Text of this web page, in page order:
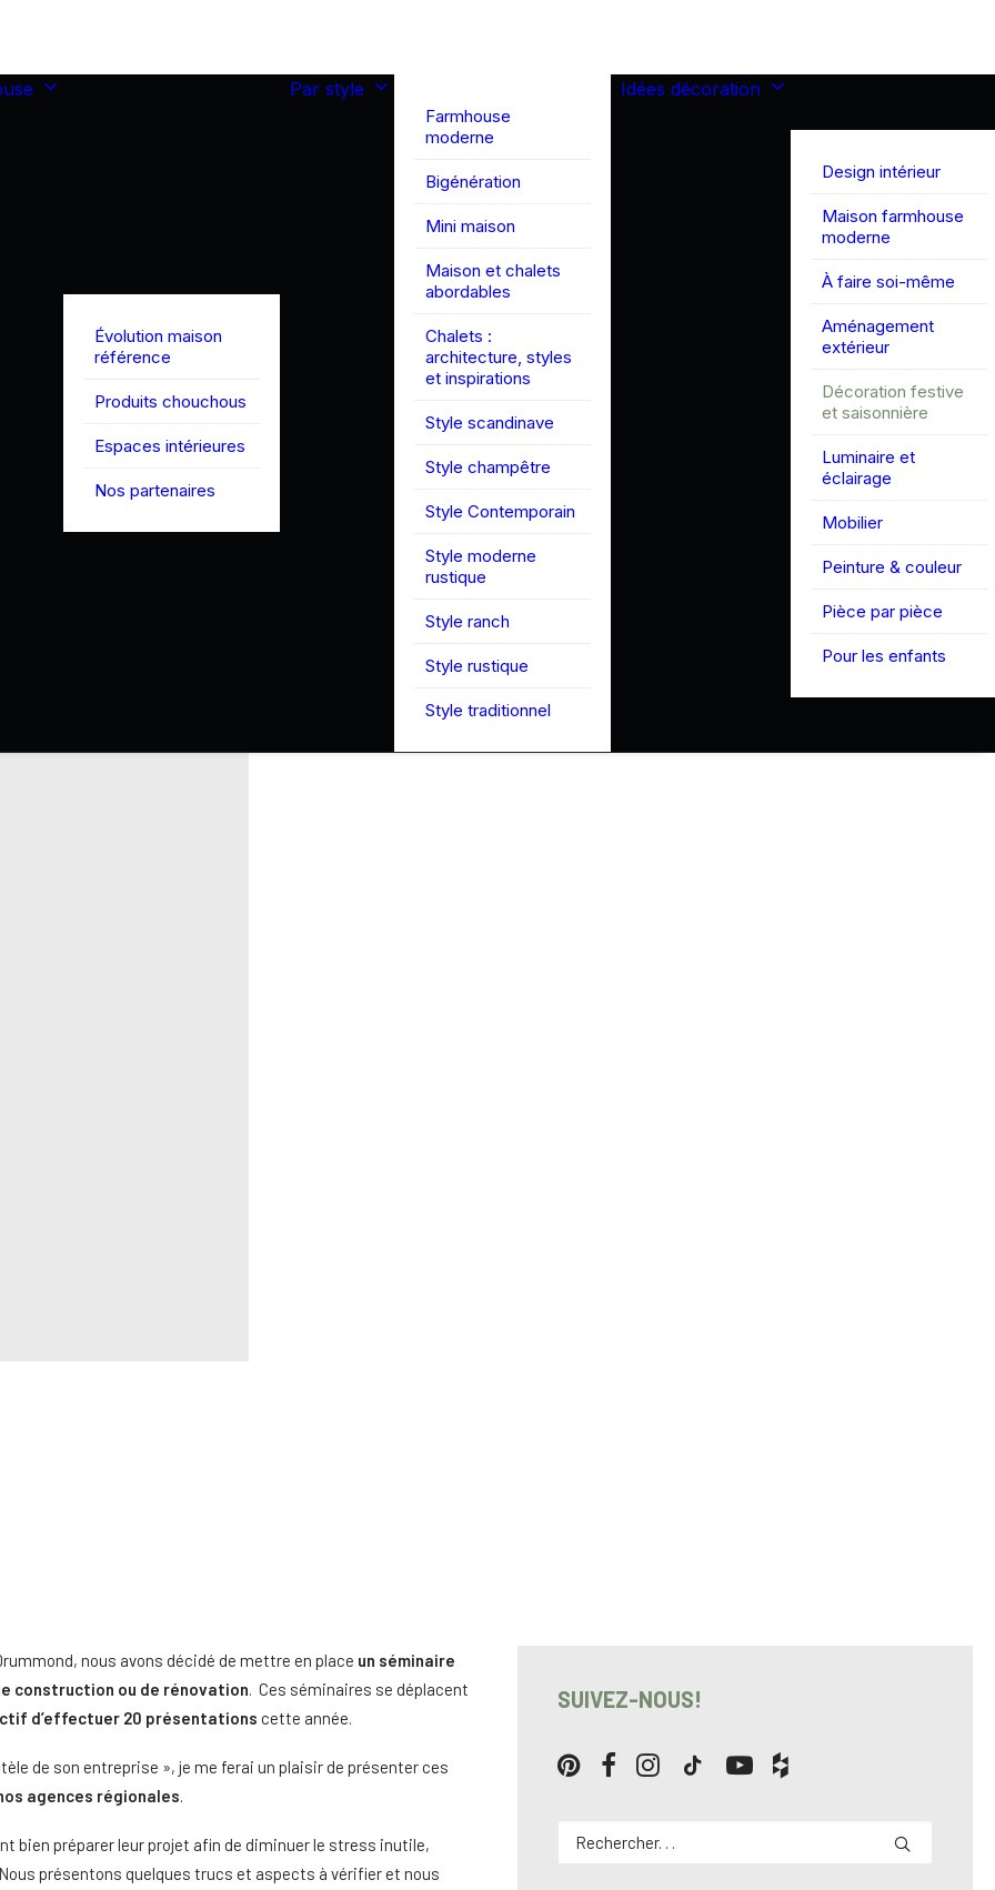
Évolution maison
référence
Produits chouchous
Espaces intérieures
Nos partenaires
Par style
Farmhouse
moderne
Bigénération
Mini maison
Maison et chalets
abordables
Chalets :
architecture, styles
et inspirations
Style scandinave
Style champêtre
Style Contemporain
Style moderne
rustique
Style ranch
Style rustique
Style traditionnel
Idées décoration
Design intérieur
Maison farmhouse
moderne
À faire soi-même
Aménagement
extérieur
Décoration festive
et saisonnière
Luminaire et
éclairage
Mobilier
Peinture & couleur
Pièce par pièce
Pour les enfants
nous avons décidé de mettre en place un séminaire
construction ou de rénovation. Ces séminaires se déplacent
d’effectuer 20 présentations cette année.
de son entreprise », je me ferai un plaisir de présenter ces
agences régionales.
bien préparer leur projet afin de diminuer le stress inutile,
présentons quelques trucs et aspects à vérifier et nous
SUIVEZ-NOUS!